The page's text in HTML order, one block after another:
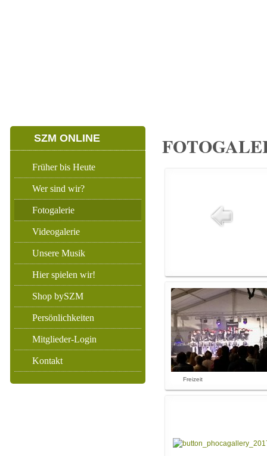
Freizeit
SZM ONLINE
Früher bis Heute
Wer sind wir?
Fotogalerie
Videogalerie
Unsere Musik
Hier spielen wir!
Shop bySZM
Persönlichkeiten
Mitglieder-Login
Kontakt